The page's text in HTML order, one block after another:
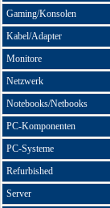
Gaming/Konsolen
Kabel/Adapter
Monitore
Netzwerk
Notebooks/Netbooks
PC-Komponenten
PC-Systeme
Refurbished
Server